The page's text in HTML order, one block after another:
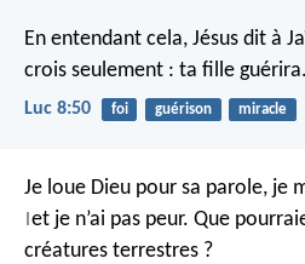
En entendant cela, Jésus dit à
crois seulement : ta fille guérira.
Luc 8:50 foi guérison miracle
Je loue Dieu pour sa parole, je
et je n’ai pas peur. Que
créatures terrestres ?